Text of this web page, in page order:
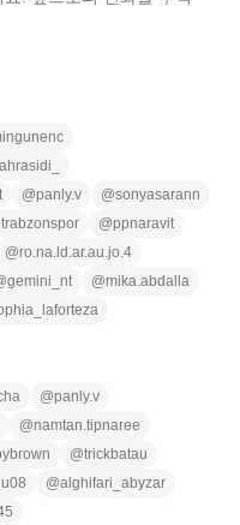
@panly.v @sonyasarann
trabzonspor @ppnaravit
@ro.na.ld.ar.au.jo.4
gemini_nt @mika.abdalla
@panly.v
@namtan.tipnaree
@trickbatau
@alghifari_abyzar